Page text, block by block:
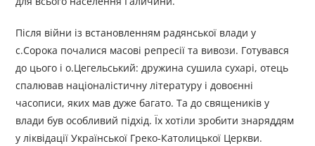
Після війни із встановленням радянської влади у
с.Сорока почалися масові репресії та вивози. Готувався
до цього і о.Цегельський: дружина сушила сухарі, отець
спалював націоналістичну літературу і довоєнні
часописи, яких мав дуже багато. Та до священиків у
влади був особливий підхід. Їх хотіли зробити знаряддям
у ліквідації Української Греко-Католицької Церкви.